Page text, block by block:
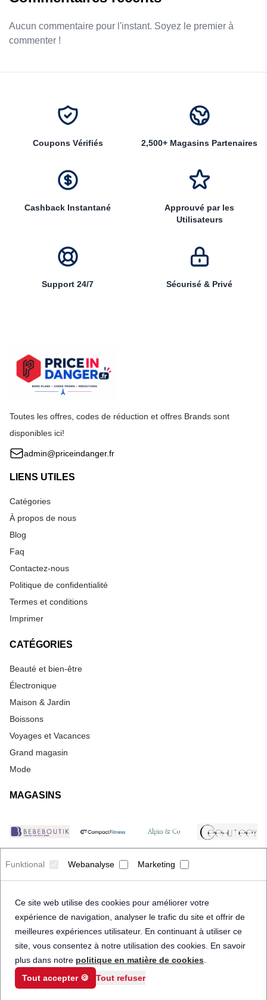
Aucun commentaire pour l'instant. Soyez le premier à
commenter !
Coupons Vérifiés 2,500+ Magasins Partenaires
Cashback Instantané
Approuvé par les
Utilisateurs
Support 24/7 Sécurisé & Privé
Funktional Webanalyse Marketing
Ce site web utilise des cookies pour améliorer votre
expérience de navigation, analyser le trafic du site et offrir de
meilleures expériences utilisateur. En continuant à utiliser ce
site, vous consentez à notre utilisation des cookies. En savoir
plus dans notre politique en matière de cookies
Tout accepter 🍪
Tout refuser
Toutes les offres, codes de réduction et offres Brands sont
disponibles ici!
admin@priceindanger.fr
LIENS UTILES
Catégories
À propos de nous
Blog
Faq
Contactez-nous
Politique de confidentialité
Termes et conditions
Imprimer
CATÉGORIES
Beauté et bien-être
Électronique
Maison & Jardin
Boissons
Voyages et Vacances
Grand magasin
Mode
MAGASINS
© 2026 Priceindanger. Tous droits réservés.